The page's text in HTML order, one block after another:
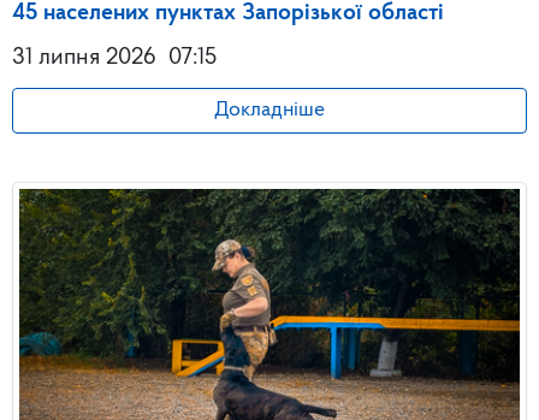
45 населених пунктах Запорізької області
31 липня 2026 07:15
Докладніше